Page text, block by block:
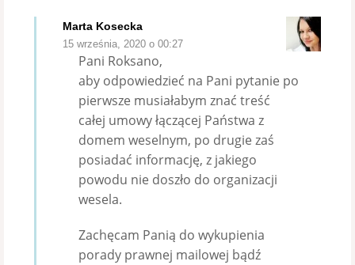
Marta Kosecka
15 września, 2020 o 00:27
Pani Roksano,
aby odpowiedzieć na Pani pytanie po
pierwsze musiałabym znać treść
całej umowy łączącej Państwa z
domem weselnym, po drugie zaś
posiadać informację, z jakiego
powodu nie doszło do organizacji
wesela.
Zachęcam Panią do wykupienia
porady prawnej mailowej bądź